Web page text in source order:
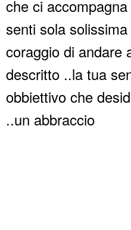
che ci
senti sola
coraggio di andare
descritto ..la tua
obbiettivo che
..un abbraccio